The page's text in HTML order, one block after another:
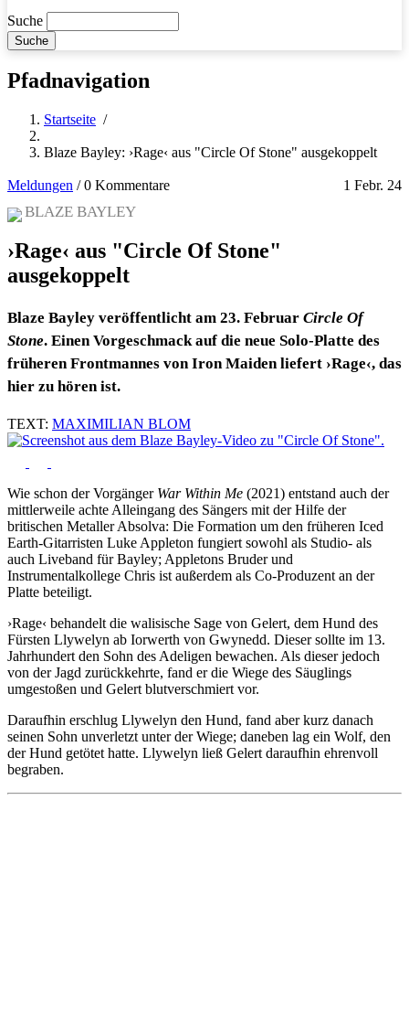
Suche
Pfadnavigation
Startseite /
Blaze Bayley: ›Rage‹ aus "Circle Of Stone" ausgekoppelt
Meldungen 1 Febr. 24
/0 Kommentare
BLAZE BAYLEY
›Rage‹ aus "Circle Of Stone"
ausgekoppelt
Blaze Bayley veröffentlicht am 23. Februar Circle Of
Stone. Einen Vorgeschmack auf die neue Solo-Platte des
früheren Frontmannes von Iron Maiden liefert ›Rage‹, das
hier zu hören ist.
TEXT: MAXIMILIAN BLOM
Wie schon der Vorgänger War Within Me (2021) entstand auch der
mittlerweile achte Alleingang des Sängers mit der Hilfe der
britischen Metaller Absolva: Die Formation um den früheren Iced
Earth-Gitarristen Luke Appleton fungiert sowohl als Studio- als
auch Liveband für Bayley; Appletons Bruder und
Instrumentalkollege Chris ist außerdem als Co-Produzent an der
Platte beteiligt.
›Rage‹ behandelt die walisische Sage von Gelert, dem Hund des
Fürsten Llywelyn ab Iorwerth von Gwynedd. Dieser sollte im 13.
Jahrhundert den Sohn des Adeligen bewachen. Als dieser jedoch
von der Jagd zurückkehrte, fand er die Wiege des Säuglings
umgestoßen und Gelert blutverschmiert vor.
Daraufhin erschlug Llywelyn den Hund, fand aber kurz danach
seinen Sohn unverletzt unter der Wiege; daneben lag ein Wolf, den
der Hund getötet hatte. Llywelyn ließ Gelert daraufhin ehrenvoll
begraben.